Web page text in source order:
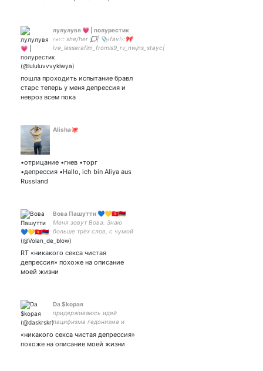
лулулувя 💗 | полурестик
‹⋆›:: she/her 🗯️| 📎‹fav!›:🎀
ive_lesserafim_fromis9_rv_nwjns_stayc|
пошла проходить испытание бравл
старс теперь у меня депрессия и
невроз всем пока
Alisha🐙
•отрицание •гнев •торг
•депрессия •Hallo, ich bin Aliya aus
Russland
Вова Пашутти 💙💛🇰🇬🇦🇲
Меня зовут Вова. Знаю
больше трёх слов, с чумой
никак не связан. Всё
Просто я её несмешно
сформулировал. 5536 9137
7694 9972 Если смешно.
RT «никакого секса чистая
депрессия» похоже на описание
моей жизни
Dа $kорая
придерживаюсь идей
пацифизма гедонизма и
спать плавать и жару/
презираю злых людей
«никакого секса чистая депрессия»
похоже на описание моей жизни